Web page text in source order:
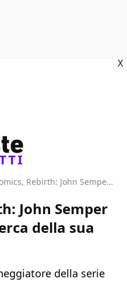
X
DC Comics, Rebirth: John Semper su Cyborg e la ricerca della sua umanità
John Semper
della sua
della serie